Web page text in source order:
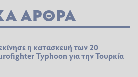
ΆΡΘΡΑ
η κατασκευή των 20
Typhoon για την Τουρκία